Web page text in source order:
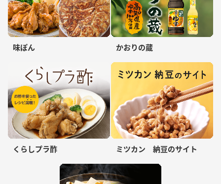
味ぽん かおりの蔵
くらしプラ酢 ミツカン 納豆のサイト